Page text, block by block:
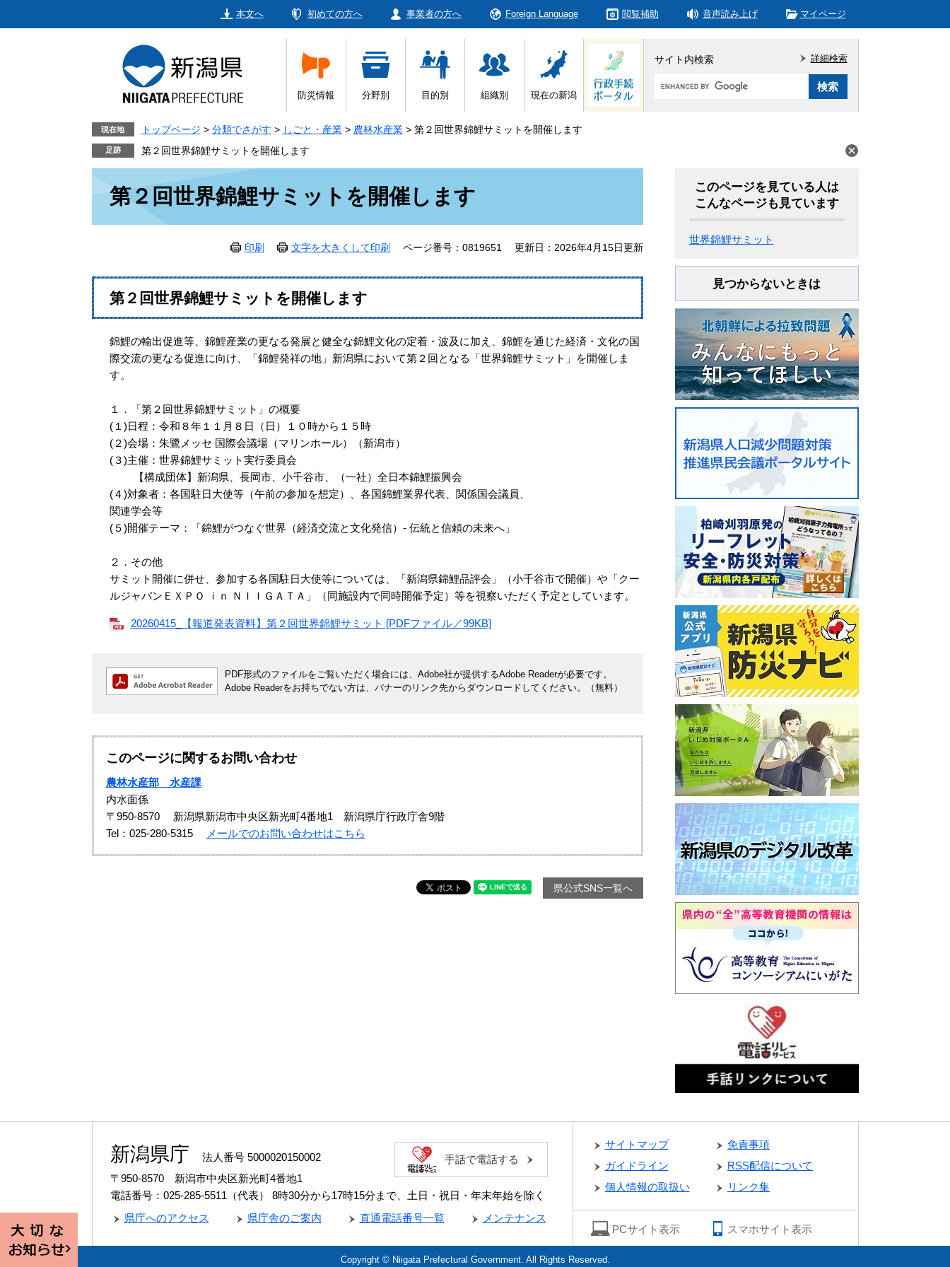
本文へ 初めての方へ 事業者の方へ Foreign Language 閲覧補助 音声読み上げ マイページ
防災情報 分野別 目的別 組織別 現在の新潟
サイト内検索
Google
詳細検索
現在地 トップページ > 分類でさがす > しごと・産業 > 農林水産業 > 第２回世界錦鯉サミットを開催します
第２回世界錦鯉サミットを開催します
第２回世界錦鯉サミットを開催します
印刷 文字を大きくして印刷 ページ番号：0819651 更新日：2026年4月15日更新
第２回世界錦鯉サミットを開催します
錦鯉の輸出促進等、錦鯉産業の更なる発展と健全な錦鯉文化の定着・波及に加え、錦鯉を通じた経済・文化の国
際交流の更なる促進に向け、「錦鯉発祥の地」新潟県において第２回となる「世界錦鯉サミット」を開催しま
す。
１．「第２回世界錦鯉サミット」の概要
(１)日程：令和８年１１月８日（日）１０時から１５時
(２)会場：朱鷺メッセ 国際会議場（マリンホール）（新潟市）
(３)主催：世界錦鯉サミット実行委員会
【構成団体】新潟県、長岡市、小千谷市、（一社）全日本錦鯉振興会
(４)対象者：各国駐日大使等（午前の参加を想定）、各国錦鯉業界代表、関係国会議員、
関連学会等
(５)開催テーマ：「錦鯉がつなぐ世界（経済交流と文化発信）- 伝統と信頼の未来へ」
２．その他
サミット開催に併せ、参加する各国駐日大使等については、「新潟県錦鯉品評会」（小千谷市で開催）や「クー
ルジャパンＥＸＰＯ ｉｎ ＮＩＩＧＡＴＡ」（同施設内で同時開催予定）等を視察いただく予定としています。
20260415_【報道発表資料】第２回世界錦鯉サミット [PDFファイル／99KB]
PDF形式のファイルをご覧いただく場合には、Adobe社が提供するAdobe Readerが必要です。
Adobe Readerをお持ちでない方は、バナーのリンク先からダウンロードしてください。（無料）
このページに関するお問い合わせ
農林水産部 水産課
内水面係
〒950-8570
新潟県新潟市中央区新光町4番地1 新潟県庁行政庁舎9階
Tel：025-280-5315
メールでのお問い合わせはこちら
県公式SNS一覧へ
このページを見ている人は
こんなページも見ています
世界錦鯉サミット
見つからないときは
新潟県庁
法人番号 5000020150002
〒950-8570 新潟市中央区新光町4番地1
電話番号：025-285-5511（代表）
8時30分から17時15分まで、土日・祝日・年末年始を除く
手話で電話する
県庁へのアクセス 県庁舎のご案内 直通電話番号一覧 メンテナンス
サイトマップ
免責事項
ガイドライン
RSS配信について
個人情報の取扱い
リンク集
PCサイト表示 スマホサイト表示
Copyright © Niigata Prefectural Government. All Rights Reserved.